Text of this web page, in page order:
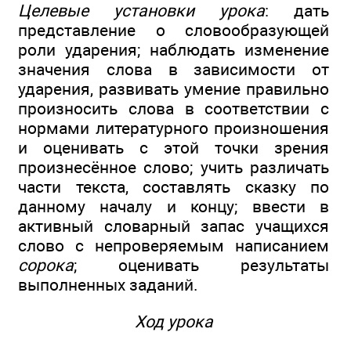
Целевые установки урока: дать
представление о словообразующей
роли ударения; наблюдать изменение
значения слова в зависимости от
ударения, развивать умение правильно
произносить слова в соответствии с
нормами литературного произношения
и оценивать с этой точки зрения
произнесённое слово; учить различать
части текста, составлять сказку по
данному началу и концу; ввести в
активный словарный запас учащихся
слово с непроверяемым написанием
сорока; оценивать результаты
выполненных заданий.
Ход урока